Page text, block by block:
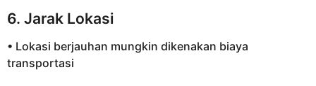
6. Jarak Lokasi
• Lokasi berjauhan mungkin dikenakan biaya
transportasi